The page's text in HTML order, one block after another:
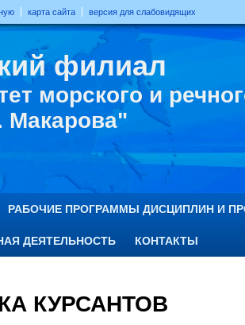
карта сайта версия для слабовидящих
филиал
морского и
Макарова"
РАБОЧИЕ ПРОГРАММЫ ДИСЦИПЛИН И
ДЕЯТЕЛЬНОСТЬ КОНТАКТЫ
КУРСАНТОВ